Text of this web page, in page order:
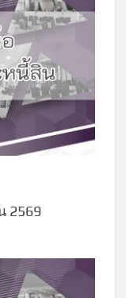
2569